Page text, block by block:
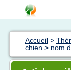
Accueil >
chien > nom